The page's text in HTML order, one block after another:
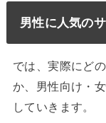
男性に人気の
では、実際にど
か、男性向け・
していきます。